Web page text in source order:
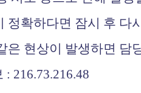
정확하다면 잠시 후 다
은 현상이 발생하면 담
: 216.73.216.48